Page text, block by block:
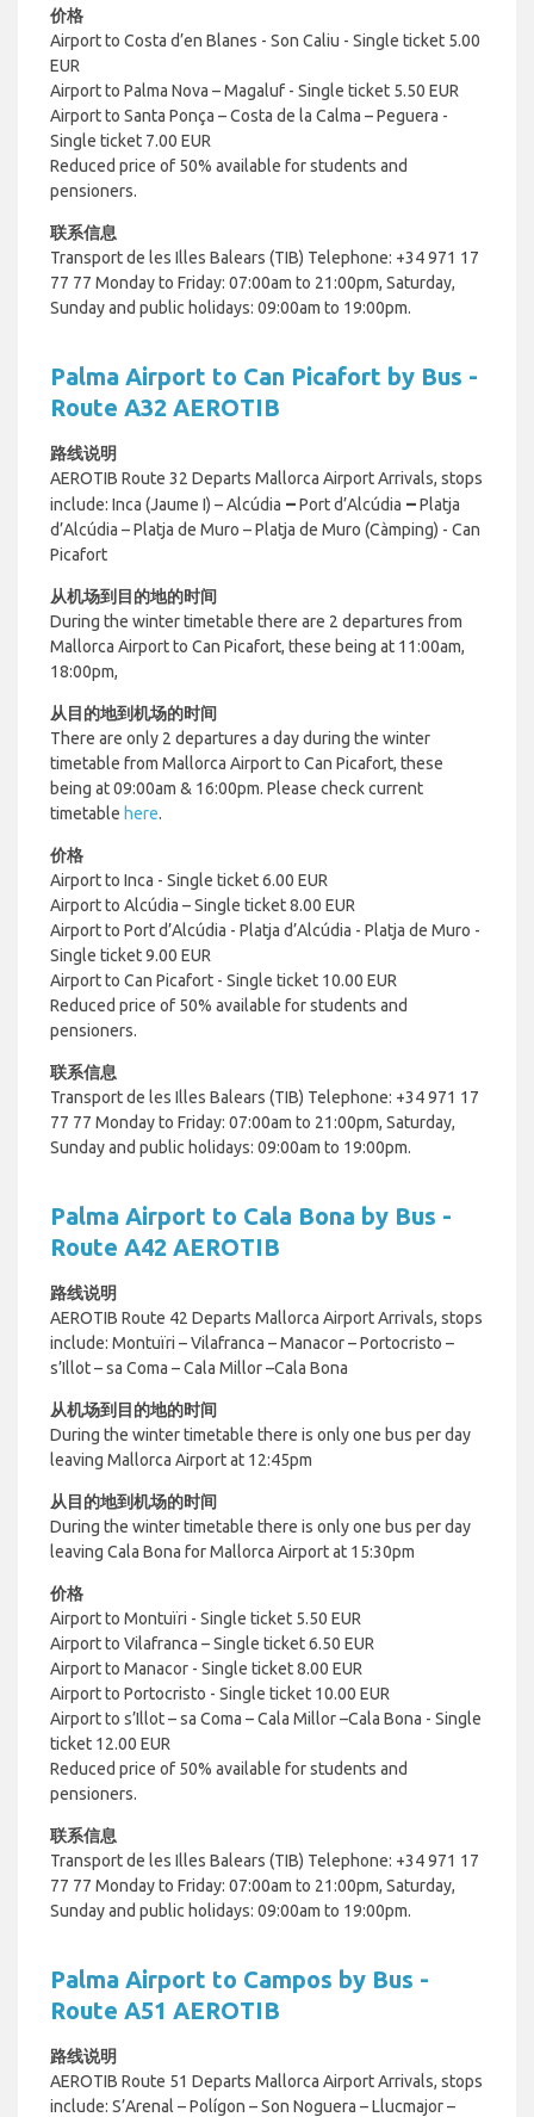
价格
Airport to Costa d’en Blanes - Son Caliu - Single ticket 5.00
EUR
Airport to Palma Nova – Magaluf - Single ticket 5.50 EUR
Airport to Santa Ponça – Costa de la Calma – Peguera -
Single ticket 7.00 EUR
Reduced price of 50% available for students and
pensioners.
联系信息
Transport de les Illes Balears (TIB) Telephone: +34 971 17
77 77 Monday to Friday: 07:00am to 21:00pm, Saturday,
Sunday and public holidays: 09:00am to 19:00pm.
Palma Airport to Can Picafort by Bus -
Route A32 AEROTIB
路线说明
AEROTIB Route 32 Departs Mallorca Airport Arrivals, stops
include: Inca (Jaume I) – Alcúdia –Port d’Alcúdia –Platja
d’Alcúdia – Platja de Muro – Platja de Muro (Càmping) - Can
Picafort
从机场到目的地的时间
During the winter timetable there are 2 departures from
Mallorca Airport to Can Picafort, these being at 11:00am,
18:00pm,
从目的地到机场的时间
There are only 2 departures a day during the winter
timetable from Mallorca Airport to Can Picafort, these
being at 09:00am & 16:00pm. Please check current
timetable here.
价格
Airport to Inca - Single ticket 6.00 EUR
Airport to Alcúdia – Single ticket 8.00 EUR
Airport to Port d’Alcúdia - Platja d’Alcúdia - Platja de Muro -
Single ticket 9.00 EUR
Airport to Can Picafort - Single ticket 10.00 EUR
Reduced price of 50% available for students and
pensioners.
联系信息
Transport de les Illes Balears (TIB) Telephone: +34 971 17
77 77 Monday to Friday: 07:00am to 21:00pm, Saturday,
Sunday and public holidays: 09:00am to 19:00pm.
Palma Airport to Cala Bona by Bus -
Route A42 AEROTIB
路线说明
AEROTIB Route 42 Departs Mallorca Airport Arrivals, stops
include: Montuïri – Vilafranca – Manacor – Portocristo –
s’Illot – sa Coma – Cala Millor –Cala Bona
从机场到目的地的时间
During the winter timetable there is only one bus per day
leaving Mallorca Airport at 12:45pm
从目的地到机场的时间
During the winter timetable there is only one bus per day
leaving Cala Bona forMallorca Airport at 15:30pm
价格
Airport to Montuïri - Single ticket 5.50 EUR
Airport to Vilafranca – Single ticket 6.50 EUR
Airport to Manacor - Single ticket 8.00 EUR
Airport to Portocristo - Single ticket 10.00 EUR
Airport to s’Illot – sa Coma – Cala Millor –Cala Bona - Single
ticket 12.00 EUR
Reduced price of 50% available for students and
pensioners.
联系信息
Transport de les Illes Balears (TIB) Telephone: +34 971 17
77 77 Monday to Friday: 07:00am to 21:00pm, Saturday,
Sunday and public holidays: 09:00am to 19:00pm.
Palma Airport to Campos by Bus -
Route A51 AEROTIB
路线说明
AEROTIB Route 51 Departs Mallorca Airport Arrivals, stops
include: S’Arenal – Polígon – Son Noguera – Llucmajor –